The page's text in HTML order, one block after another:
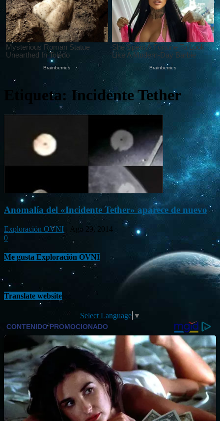
Etiqueta: Incidente Tether
Anomalía del «Incidente Tether» aparece de nuevo
Exploración OVNI
Ago 29, 2014
0
Me gusta Exploración OVNI
Translate website
Select Language ▼